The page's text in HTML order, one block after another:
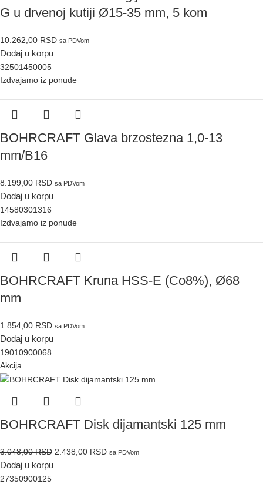
G u drvenoj kutiji Ø15-35 mm, 5 kom
10.262,00 RSD sa PDVom
Dodaj u korpu
32501450005
Izdvajamo iz ponude
BOHRCRAFT Glava brzostezna 1,0-13
mm/B16
8.199,00 RSD sa PDVom
Dodaj u korpu
14580301316
Izdvajamo iz ponude
BOHRCRAFT Kruna HSS-E (Co8%), Ø68
mm
1.854,00 RSD sa PDVom
Dodaj u korpu
19010900068
Akcija
BOHRCRAFT Disk dijamantski 125 mm
3.048,00RSD 2.438,00 RSD sa PDVom
Dodaj u korpu
27350900125